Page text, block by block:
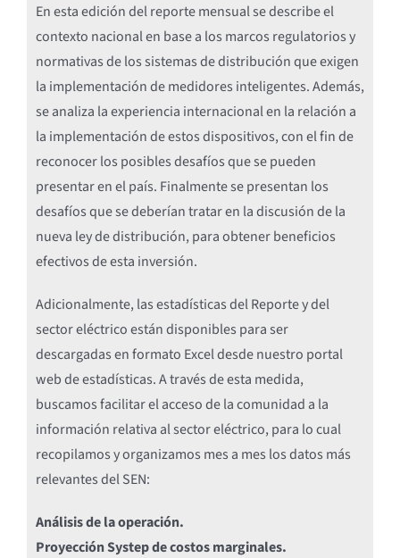
En esta edición del reporte mensual se describe el
contexto nacional en base a los marcos regulatorios y
normativas de los sistemas de distribución que exigen
la implementación de medidores inteligentes. Además,
se analiza la experiencia internacional en la relación a
la implementación de estos dispositivos, con el fin de
reconocer los posibles desafíos que se pueden
presentar en el país. Finalmente se presentan los
desafíos que se deberían tratar en la discusión de la
nueva ley de distribución, para obtener beneficios
efectivos de esta inversión.
Adicionalmente, las estadísticas del Reporte y del
sector eléctrico están disponibles para ser
descargadas en formato Excel desde nuestro portal
web de estadísticas. A través de esta medida,
buscamos facilitar el acceso de la comunidad a la
información relativa al sector eléctrico, para lo cual
recopilamos y organizamos mes a mes los datos más
relevantes del SEN:
Análisis de la operación.
Proyección Systep de costos marginales.